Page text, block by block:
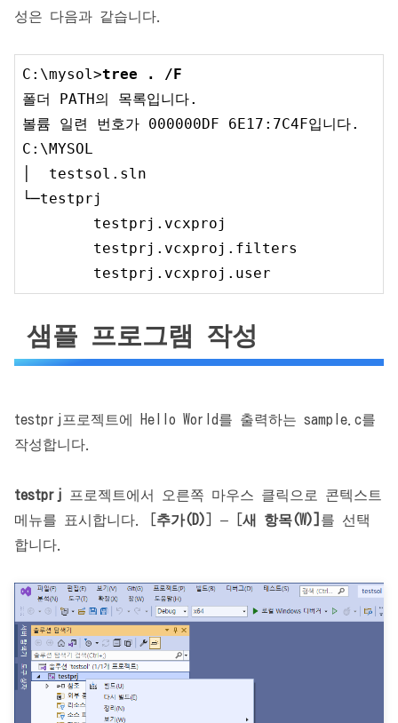
성은 다음과 같습니다.
C:\mysol>tree . /F
폴더 PATH의 목록입니다.
볼륨 일련 번호가 000000DF 6E17: 7C4F입니다.
C:\MYSOL
│  testsol .sln
└─testprj
        testprj
.vcxproj
        testprj
.vcxproj .filters
        testprj
.vcxproj .user
샘플 프로그램 작성
testprj프로젝트에 Hello World를 출력하는 sample.c를
작성합니다.
testprj 프로젝트에서 오른쪽 마우스 클릭으로 콘텍스트
메뉴를 표시합니다. [ 추가(D) ] – [ 새 항목(W)] 를 선택
합니다.